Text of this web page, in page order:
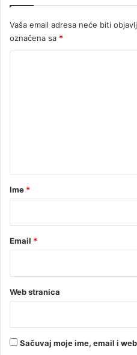
Vaša email adresa neće biti
označena sa *
rIme *
Email *
Web stranica
Sačuvaj moje ime, email i